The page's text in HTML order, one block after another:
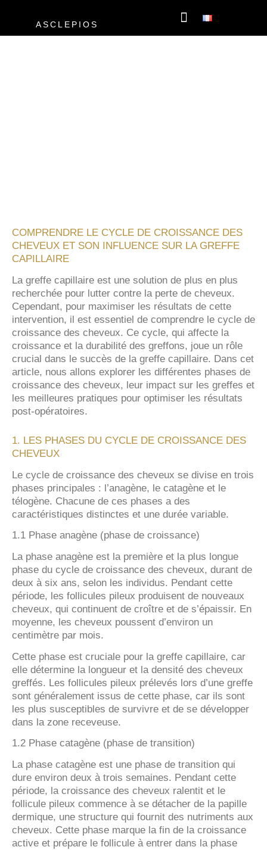
ASCLEPIOS
COMPRENDRE LE CYCLE DE CROISSANCE DES
CHEVEUX ET SON INFLUENCE SUR LA GREFFE
CAPILLAIRE
La greffe capillaire est une solution de plus en plus
recherchée pour lutter contre la perte de cheveux.
Cependant, pour maximiser les résultats de cette
intervention, il est essentiel de comprendre le cycle de
croissance des cheveux. Ce cycle, qui affecte la
croissance et la durabilité des greffons, joue un rôle
crucial dans le succès de la greffe capillaire. Dans cet
article, nous allons explorer les différentes phases de
croissance des cheveux, leur impact sur les greffes et
les meilleures pratiques pour optimiser les résultats
post-opératoires.
1. LES PHASES DU CYCLE DE CROISSANCE DES
CHEVEUX
Le cycle de croissance des cheveux se divise en trois
phases principales : l’anagène, le catagène et le
télogène. Chacune de ces phases a des
caractéristiques distinctes et une durée variable.
1.1 Phase anagène (phase de croissance)
La phase anagène est la première et la plus longue
phase du cycle de croissance des cheveux, durant de
deux à six ans, selon les individus. Pendant cette
période, les follicules pileux produisent de nouveaux
cheveux, qui continuent de croître et de s’épaissir. En
moyenne, les cheveux poussent d’environ un
centimètre par mois.
Cette phase est cruciale pour la greffe capillaire, car
elle détermine la longueur et la densité des cheveux
greffés. Les follicules pileux prélevés lors d’une greffe
sont généralement issus de cette phase, car ils sont
les plus susceptibles de survivre et de se développer
dans la zone receveuse.
1.2 Phase catagène (phase de transition)
La phase catagène est une phase de transition qui
dure environ deux à trois semaines. Pendant cette
période, la croissance des cheveux ralentit et le
follicule pileux commence à se détacher de la papille
dermique, une structure qui fournit des nutriments aux
cheveux. Cette phase marque la fin de la croissance
active et prépare le follicule à entrer dans la phase